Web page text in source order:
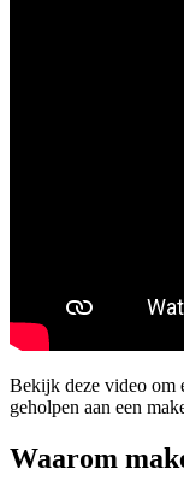
Bekijk deze video om
geholpen aan een
Waarom